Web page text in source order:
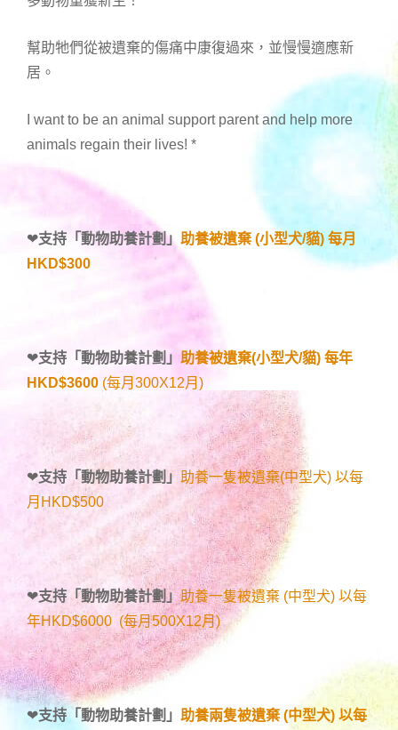
幫助牠們從被遺棄的傷痛中康復過來，並慢慢適應新
居。
I want to be an animal support parent and help more
animals regain their lives! *
❤支持「動物助養計劃」 助養被遺棄 (小型犬/貓) 每月
HKD$300
❤支持「動物助養計劃 」 助養被遺棄(小型犬/貓) 每年
HKD$3600 (每月300X12月)
❤支持「動物助養計劃 」 助養一隻被遺棄(中型犬) 以每
月HKD$500
❤支持「動物助養計劃」助養一隻被遺棄 (中型犬) 以每
年HKD$6000 (每月500X12月)
❤支持「動物助養計劃 」 助養兩隻被遺棄 (中型犬) 以每